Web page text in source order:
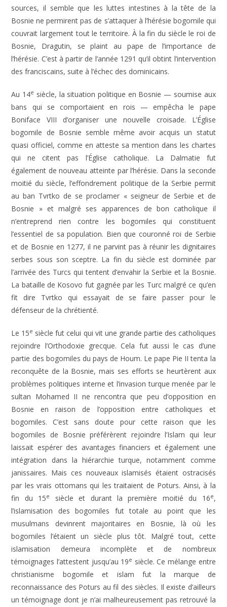
sources, il semble que les luttes intestines à la tête de la
Bosnie ne permirent pas de s’attaquer à l’hérésie bogomile qui
couvrait largement tout le territoire. À la fin du siècle le roi de
Bosnie, Dragutin, se plaint au pape de l’importance de
l’hérésie. C’est à partir de l’année 1291 qu’il obtint l’intervention
des franciscains, suite à l’échec des dominicains.
Au 14e siècle, la situation politique en Bosnie — soumise aux
bans qui se comportaient en rois — empêcha le pape
Boniface VIII d’organiser une nouvelle croisade. L’Église
bogomile de Bosnie semble même avoir acquis un statut
quasi officiel, comme en atteste sa mention dans les chartes
qui ne citent pas l’Église catholique. La Dalmatie fut
également de nouveau atteinte par l’hérésie. Dans la seconde
moitié du siècle, l’effondrement politique de la Serbie permit
au ban Tvrtko de se proclamer « seigneur de Serbie et de
Bosnie » et malgré ses apparences de bon catholique il
n’entreprend rien contre les bogomiles qui constituent
l’essentiel de sa population. Bien que couronné roi de Serbie
et de Bosnie en 1277, il ne parvint pas à réunir les dignitaires
serbes sous son sceptre. La fin du siècle est dominée par
l’arrivée des Turcs qui tentent d’envahir la Serbie et la Bosnie.
La bataille de Kosovo fut gagnée par les Turc malgré ce qu’en
fit dire Tvrtko qui essayait de se faire passer pour le
défenseur de la chrétienté.
Le 15e siècle fut celui qui vit une grande partie des catholiques
rejoindre l’Orthodoxie grecque. Cela fut aussi le cas d’une
partie des bogomiles du pays de Houm. Le pape Pie II tenta la
reconquête de la Bosnie, mais ses efforts se heurtèrent aux
problèmes politiques interne et l’invasion turque menée par le
sultan Mohamed II ne rencontra que peu d’opposition en
Bosnie en raison de l’opposition entre catholiques et
bogomiles. C’est sans doute pour cette raison que les
bogomiles de Bosnie préférèrent rejoindre l’Islam qui leur
laissait espérer des avantages financiers et également une
intégration dans la hiérarchie turque, notamment comme
janissaires. Mais ces nouveaux islamisés étaient ostracisés
par les vrais ottomans qui les traitaient de Poturs. Ainsi, à la
fin du 15e siècle et durant la première moitié du 16e,
l’islamisation des bogomiles fut totale au point que les
musulmans devinrent majoritaires en Bosnie, là où les
bogomiles l’étaient un siècle plus tôt. Malgré tout, cette
islamisation demeura incomplète et de nombreux
témoignages l’attestent jusqu’au 19e siècle. Ce mélange entre
christianisme bogomile et islam fut la marque de
reconnaissance des Poturs au fil des siècles. Il existe d’ailleurs
un témoignage dont je n’ai malheureusement pas retrouvé la